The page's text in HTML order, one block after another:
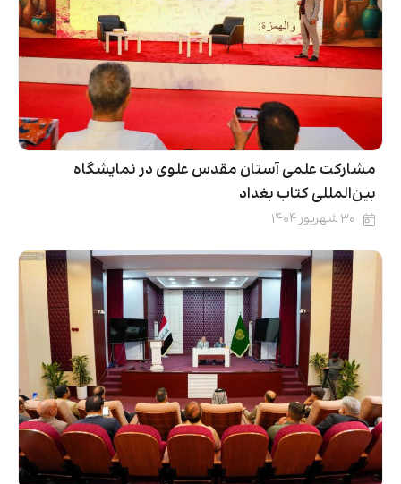
مشارکت علمی آستان مقدس علوی در نمایشگاه
بین‌المللی کتاب بغداد
۳۰ شهریور ۱۴۰۴